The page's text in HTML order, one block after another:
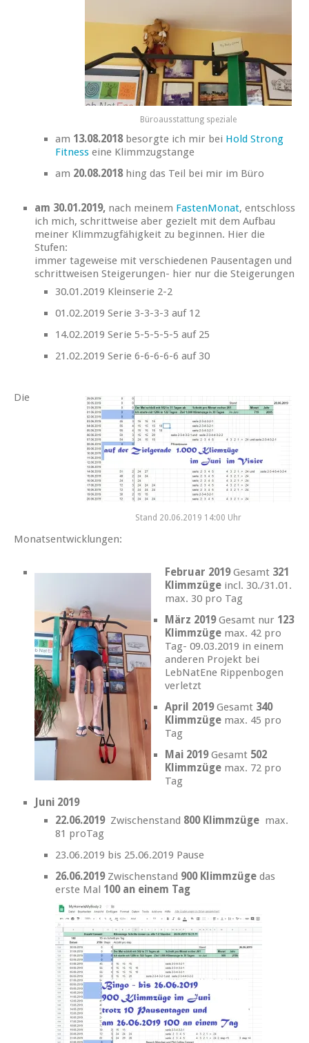
Büroausstattung speziale
am 13.08.2018besorgte ich mir bei Hold Strong
Fitness eine Klimmzugstange
am 20.08.2018hing das Teil bei mir im Büro
am 30.01.2019, nach meinem FastenMonat, entschloss
ich mich, schrittweise aber gezielt mit dem Aufbau
meiner Klimmzugfähigkeit zu beginnen. Hier die
Stufen:
immer tageweise mit verschiedenen Pausentagen und
schrittweisen Steigerungen- hier nur die Steigerungen
30.01.2019 Kleinserie 2-2
01.02.2019 Serie 3-3-3-3 auf 12
14.02.2019 Serie 5-5-5-5-5 auf 25
21.02.2019 Serie 6-6-6-6-6 auf 30
Stand 20.06.2019 14:00 Uhr
Die
Monatsentwicklungen:
Februar 2019Gesamt 321
Klimmzüge incl. 30./31.01.
max. 30 pro Tag
März 2019Gesamt nur 123
Klimmzüge max. 42 pro
Tag- 09.03.2019 in einem
anderen Projekt bei
LebNatEne Rippenbogen
verletzt
April 2019Gesamt 340
Klimmzüge max. 45 pro
Tag
Mai 2019Gesamt 502
Klimmzüge max. 72 pro
Tag
Juni 2019
22.06.2019 Zwischenstand 800 Klimmzüge max.
81 proTag
23.06.2019 bis 25.06.2019 Pause
26.06.2019Zwischenstand 900 Klimmzüge das
erste Mal 100 an einem Tag